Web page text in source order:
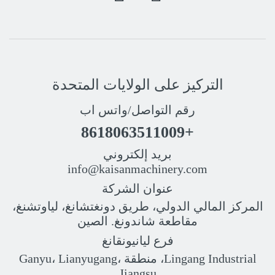
التركيز على الولايات المتحدة
رقم التواصل/واتس اب
+8618063511009
بريد إلكتروني
info@kaisanmachinery.com
عنوان الشركة
المركز المالي الدولي، طريق دونغتشانغ، لياوتشنغ،
مقاطعة شاندونغ. الصين
فرع ليانيونقانغ
Lingang Industrial، منطقة Ganyu، Lianyugang،